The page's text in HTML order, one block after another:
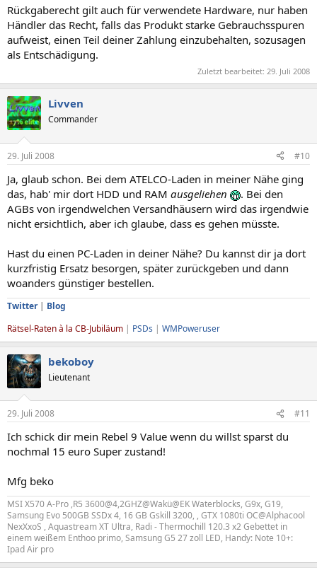
Rückgaberecht gilt auch für verwendete Hardware, nur haben
Händler das Recht, falls das Produkt starke Gebrauchsspuren
aufweist, einen Teil deiner Zahlung einzubehalten, sozusagen
als Entschädigung.
Zuletzt bearbeitet: 29. Juli 2008
Livven
Commander
29. Juli 2008 #10
Ja, glaub schon. Bei dem ATELCO-Laden in meiner Nähe ging
das, hab' mir dort HDD und RAM ausgeliehen
. Bei den
AGBs von irgendwelchen Versandhäusern wird das irgendwie
nicht ersichtlich, aber ich glaube, dass es gehen müsste.
Hast du einen PC-Laden in deiner Nähe? Du kannst dir ja dort
kurzfristig Ersatz besorgen, später zurückgeben und dann
woanders günstiger bestellen.
Twitter| Blog
Rätsel-Raten à la CB-Jubiläum | PSDs | WMPoweruser
bekoboy
Lieutenant
29. Juli 2008 #11
Ich schick dir mein Rebel 9 Value wenn du willst sparst du
nochmal 15 euro Super zustand!
Mfg beko
MSI X570 A-Pro ,R5 3600@4,2GHZ@Wakü@EK Waterblocks, G9x, G19,
Samsung Evo 500GB SSDx 4, 16 GB Gskill 3200, , GTX 1080ti OC@Alphacool
NexXxoS , Aquastream XT Ultra, Radi - Thermochill 120.3 x2 Gebettet in
einem weißem Enthoo primo, Samsung G5 27 zoll LED, Handy: Note 10+:
Ipad Air pro